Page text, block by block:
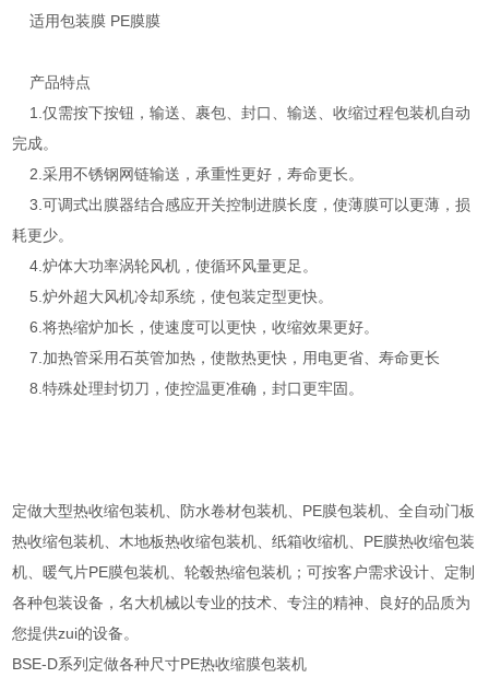
适用包装膜 PE膜膜
产品特点
1.仅需按下按钮，输送、裹包、封口、输送、收缩过程包装机自动
完成。
2.采用不锈钢网链输送，承重性更好，寿命更长。
3.可调式出膜器结合感应开关控制进膜长度，使薄膜可以更薄，损
耗更少。
4.炉体大功率涡轮风机，使循环风量更足。
5.炉外超大风机冷却系统，使包装定型更快。
6.将热缩炉加长，使速度可以更快，收缩效果更好。
7.加热管采用石英管加热，使散热更快，用电更省、寿命更长
8.特殊处理封切刀，使控温更准确，封口更牢固。
定做大型热收缩包装机、防水卷材包装机、PE膜包装机、全自动门板
热收缩包装机、木地板热收缩包装机、纸箱收缩机、PE膜热收缩包装
机、暖气片PE膜包装机、轮毂热缩包装机；可按客户需求设计、定制
各种包装设备，名大机械以专业的技术、专注的精神、良好的品质为
您提供zui的设备。
BSE-D系列定做各种尺寸PE热收缩膜包装机